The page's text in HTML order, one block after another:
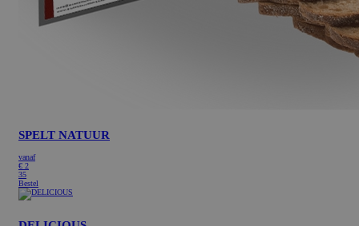
SPELT NATUUR
vanaf
€ 2
35
Bestel